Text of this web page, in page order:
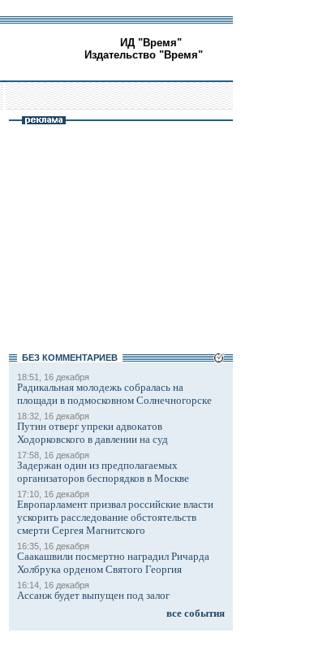
ИД "Время"
Издательство "Время"
БЕЗ КОМMЕНТАРИЕВ
18:51, 16 декабря
Радикальная молодежь собралась на
площади в подмосковном Солнечногорске
18:32, 16 декабря
Путин отверг упреки адвокатов
Ходорковского в давлении на суд
17:58, 16 декабря
Задержан один из предполагаемых
организаторов беспорядков в Москве
17:10, 16 декабря
Европарламент призвал российские власти
ускорить расследование обстоятельств
смерти Сергея Магнитского
16:35, 16 декабря
Саакашвили посмертно наградил Ричарда
Холбрука орденом Святого Георгия
16:14, 16 декабря
Ассанж будет выпущен под залог
все события